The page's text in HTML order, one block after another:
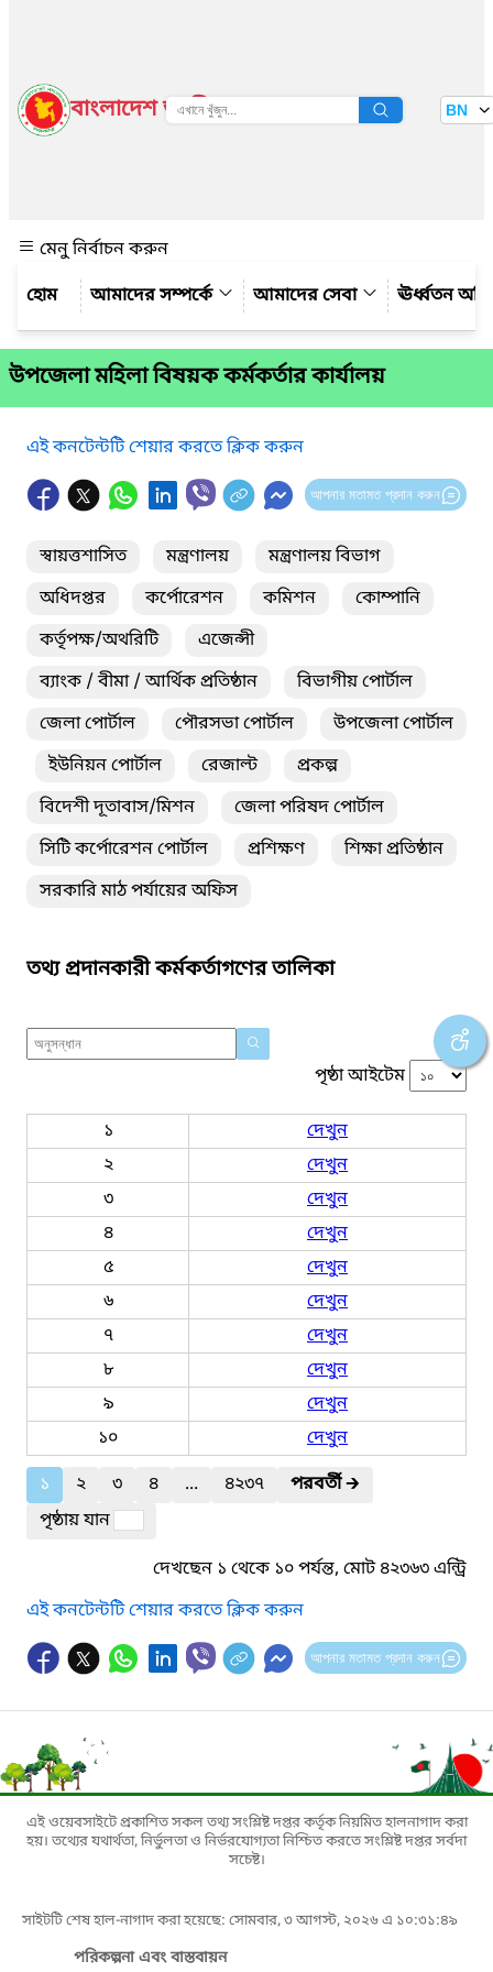
বাংলাদেশ জাতীয় তথ্য বাতায়ন BN
মেনু নির্বাচন করুন
আমাদের সম্পর্কে
আমাদের সেবা ঊর্ধ্বতন
উপজেলা মহিলা বিষয়ক কর্মকর্তার কার্যালয়
এই কনটেন্টটি শেয়ার করতে ক্লিক করুন
আপনার মতামত প্রদান করুন
স্বায়ত্তশাসিত মন্ত্রণালয়
মন্ত্রণালয় বিভাগ
অধিদপ্তর
কর্পোরেশন কমিশন
কোম্পানি
কর্তৃপক্ষ/অথরিটি
এজেন্সী
ব্যাংক / বীমা / আর্থিক প্রতিষ্ঠান
বিভাগীয় পোর্টাল
জেলা পোর্টাল
পৌরসভা পোর্টাল
উপজেলা পোর্টাল
ইউনিয়ন পোর্টাল
রেজাল্ট
প্রকল্প
বিদেশী দূতাবাস/মিশন
জেলা পরিষদ পোর্টাল
সিটি কর্পোরেশন পোর্টাল
প্রশিক্ষণ
শিক্ষা প্রতিষ্ঠান
সরকারি মাঠ পর্যায়ের অফিস
তথ্য প্রদানকারী কর্মকর্তাগণের তালিকা
পৃষ্ঠা আইটেম
১
দেখুন
২
দেখুন
৩
দেখুন
৪
দেখুন
৫
দেখুন
৬
দেখুন
৭
দেখুন
৮
দেখুন
৯
দেখুন
১০
দেখুন
১
২ ৩ ৪ ... ৪২৩৭ পরবর্তী🡲
পৃষ্ঠায় যান
দেখছেন ১ থেকে ১০ পর্যন্ত, মোট ৪২৩৬৩ এন্ট্রি
এই কনটেন্টটি শেয়ার করতে ক্লিক করুন
আপনার মতামত প্রদান করুন
এই ওয়েবসাইটে প্রকাশিত সকল তথ্য সংশ্লিষ্ট দপ্তর কর্তৃক নিয়মিত হালনাগাদ করা
হয়। তথ্যের যথার্থতা, নির্ভুলতা ও নির্ভরযোগ্যতা নিশ্চিত করতে সংশ্লিষ্ট দপ্তর সর্বদা
সচেষ্ট।
সাইটটি শেষ হাল-নাগাদ করা হয়েছে: সোমবার, ৩ আগস্ট, ২০২৬ এ ১০:৩১:৪৯
পরিকল্পনা এবং বাস্তবায়ন